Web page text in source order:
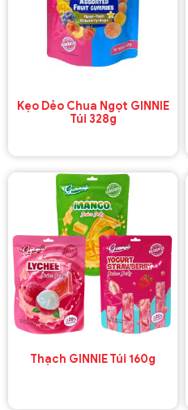
Kẹo Dẻo Chua Ngọt GINNIE
Túi 328g
Thạch GINNIE Túi 160g